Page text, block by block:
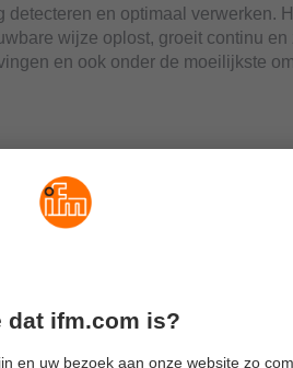
en optimaal verwerken.
wijze oplost, groeit continu en
en ook onder de moeilijkste
puntwolk
de door de visionsensor
de lastige
bevatten.